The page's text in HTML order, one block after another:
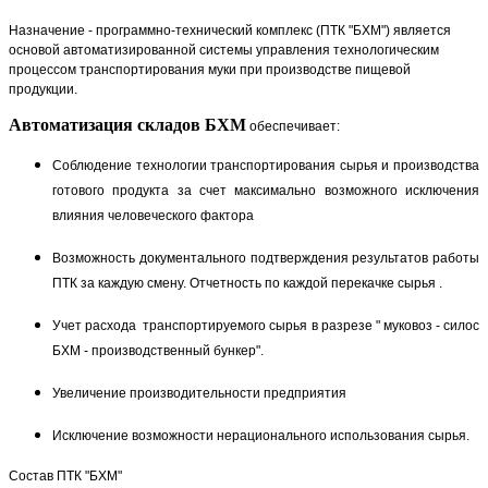
Назначение - программно-технический комплекс (ПТК "БХМ") является
основой автоматизированной системы управления технологическим
процессом транспортирования муки при производстве пищевой
продукции.
Автоматизация складов БХМ обеспечивает:
Соблюдение технологии транспортирования сырья и производства
готового продукта за счет максимально возможного исключения
влияния человеческого фактора
Возможность документального подтверждения результатов работы
ПТК за каждую смену. Отчетность по каждой перекачке сырья .
Учет расхода транспортируемого сырья в разрезе " муковоз - силос
БХМ - производственный бункер".
Увеличение производительности предприятия
Исключение возможности нерационального использования сырья.
Состав ПТК "БХМ"